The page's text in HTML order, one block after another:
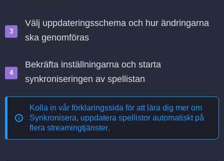
Välj uppdateringsschema och hur ändringarna
ska genomföras
Bekräfta inställningarna och starta
synkroniseringen av spellistan
Kolla in vår förklaringssida för att lära dig mer om
Synkronisera, uppdatera spellistor automatiskt på
flera streamingtjänster.